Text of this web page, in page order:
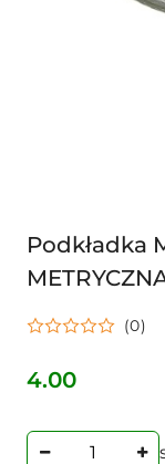
Podkładka
(0)
Cena:
4.00